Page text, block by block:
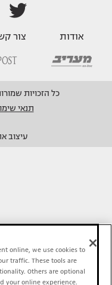
אודות צור
כל הזכויות שמורות © 2014 מעריב און
תנאי
עיצוב
online, we use cookies to
traffic. These tools are
Others are optional
your online experience.